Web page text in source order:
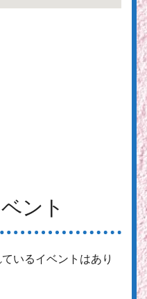
ント
いるイベントはあり